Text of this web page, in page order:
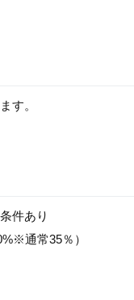
す。
件あり
通常35％）